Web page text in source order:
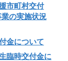
市町村交付
の実施状況
金について
臨時交付金に